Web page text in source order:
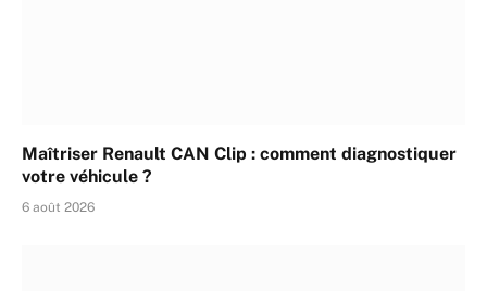
Maîtriser Renault CAN Clip : comment diagnostiquer
votre véhicule ?
6 août 2026